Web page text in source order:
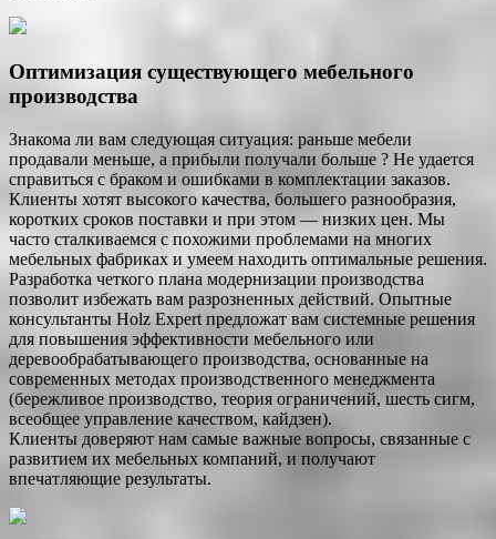
Оптимизация существующего мебельного
производства
Знакома ли вам следующая ситуация: раньше мебели
продавали меньше, а прибыли получали больше ? Не удается
справиться с браком и ошибками в комплектации заказов.
Клиенты хотят высокого качества, большего разнообразия,
коротких сроков поставки и при этом — низких цен. Мы
часто сталкиваемся с похожими проблемами на многих
мебельных фабриках и умеем находить оптимальные решения.
Разработка четкого плана модернизации производства
позволит избежать вам разрозненных действий. Опытные
консультанты Holz Expert предложат вам системные решения
для повышения эффективности мебельного или
деревообрабатывающего производства, основанные на
современных методах производственного менеджмента
(бережливое производство, теория ограничений, шесть сигм,
всеобщее управление качеством, кайдзен).
Клиенты доверяют нам самые важные вопросы, связанные с
развитием их мебельных компаний, и получают
впечатляющие результаты.